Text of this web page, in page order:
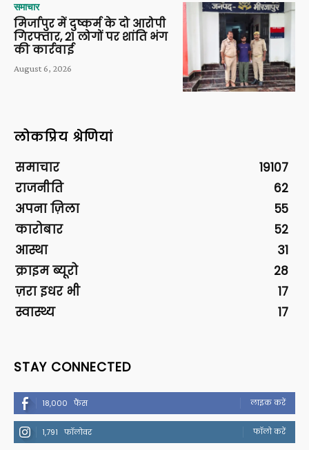
समाचार
मिर्जापुर में दुष्कर्म के दो आरोपी
गिरफ्तार, 21 लोगों पर शांति भंग
की कार्रवाई
August 6, 2026
लोकप्रिय श्रेणियां
समाचार
19107
राजनीति
62
अपना ज़िला
55
कारोबार
52
आस्था
31
क्राइम ब्यूरो
28
ज़रा इधर भी
17
स्वास्थ्य
17
STAY CONNECTED
18,000 फैंस लाइक करें
1,791 फॉलोवर फॉलो करें